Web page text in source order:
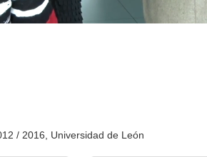
/ 2016, Universidad de León